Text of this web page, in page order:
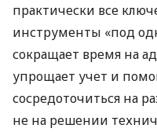
практически все
инструменты «под
сокращает время на
упрощает учет и
сосредоточиться на
не на решении